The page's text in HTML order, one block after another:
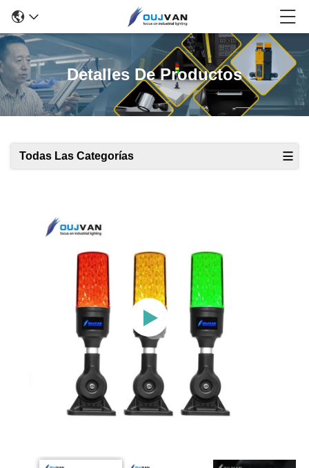
Detalles De Productos
Todas Las Categorías